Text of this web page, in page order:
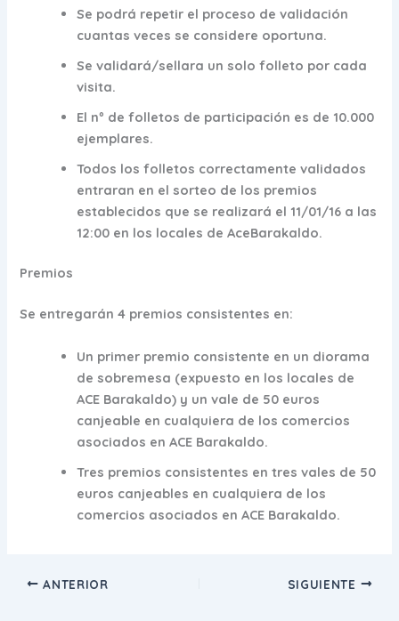
Se podrá repetir el proceso de validación
cuantas veces se considere oportuna.
Se validará/sellara un solo folleto por cada
visita.
El nº de folletos de participación es de 10.000
ejemplares.
Todos los folletos correctamente validados
entraran en el sorteo de los premios
establecidos que se realizará el 11/01/16 a las
12:00 en los locales de AceBarakaldo.
Premios
Se entregarán 4 premios consistentes en:
Un primer premio consistente en un diorama
de sobremesa (expuesto en los locales de
ACE Barakaldo) y un vale de 50 euros
canjeable en cualquiera de los comercios
asociados en ACE Barakaldo.
Tres premios consistentes en tres vales de 50
euros canjeables en cualquiera de los
comercios asociados en ACE Barakaldo.
ANTERIOR SIGUIENTE